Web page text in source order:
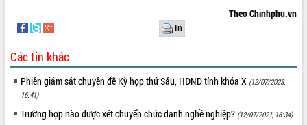
Theo Chinhphu.vn
In
Các tin khác
Phiên giám sát chuyên đề Kỳ họp thứ Sáu, HĐND tỉnh khóa X (12/07/2023,
16:41)
Trường hợp nào được xét chuyển chức danh nghề nghiệp? (12/07/2021, 16:34)